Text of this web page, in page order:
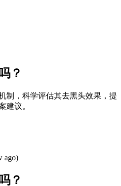
？
制，科学评估其去黑头效果，提
建议。
ago)
？